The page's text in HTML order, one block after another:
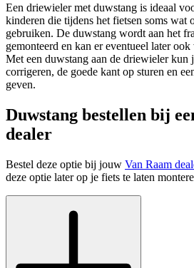
Een driewieler met duwstang is ideaal
kinderen die tijdens het fietsen soms wat
gebruiken. De duwstang wordt aan het
gemonteerd en kan er eventueel later
Met een duwstang aan de driewieler kun
corrigeren, de goede kant op sturen en
geven.
Duwstang bestellen bij
dealer
Bestel deze optie bij jouw Van Raam
deze optie later op je fiets te laten